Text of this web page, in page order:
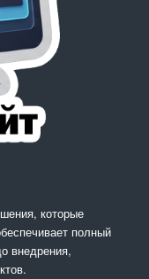
которые
полный
внедрения,